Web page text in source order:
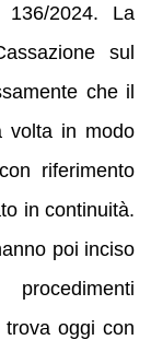
2024. La
sul
che il
volta in modo
riferimento
in continuità.
poi inciso
oggi con